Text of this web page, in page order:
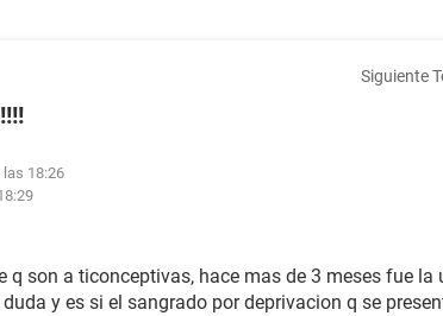
Siguiente
las 18:26
q son a ticonceptivas, hace mas de 3 meses fue la
y es si el sangrado por deprivacion q se